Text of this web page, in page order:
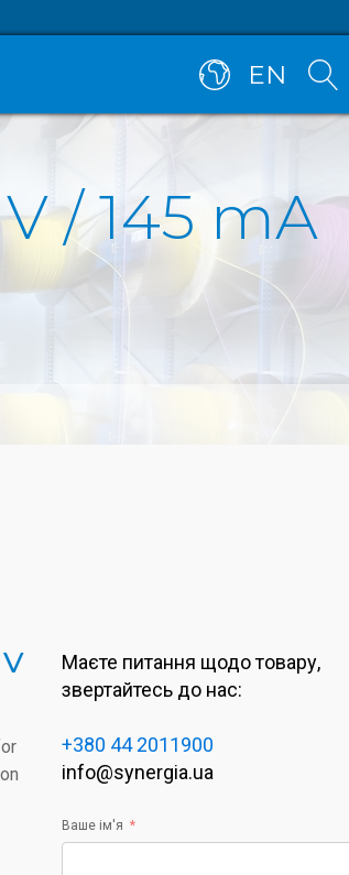
EN
/ 145 mA
Маєте питання щодо товару,
звертайтесь до нас:
+380 44 2011900
info@synergia.ua
Ваше ім'я